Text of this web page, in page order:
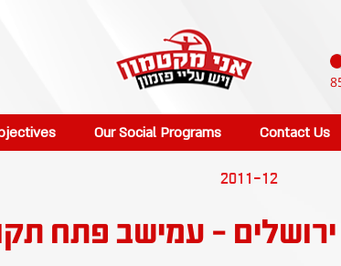
Our Social Programs Contact Us
2011-12
- עמישב פתח